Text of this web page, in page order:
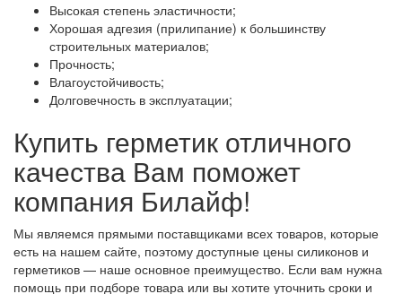
Высокая степень эластичности;
Хорошая адгезия (прилипание) к большинству
строительных материалов;
Прочность;
Влагоустойчивость;
Долговечность в эксплуатации;
Купить герметик отличного
качества Вам поможет
компания Билайф!
Мы являемся прямыми поставщиками всех товаров, которые
есть на нашем сайте, поэтому доступные цены силиконов и
герметиков — наше основное преимущество. Если вам нужна
помощь при подборе товара или вы хотите уточнить сроки и